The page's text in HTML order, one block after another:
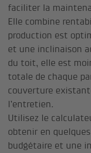
faciliter la
Elle combine
production est
et une inclinaison
du toit, elle est
totale de chaque
couverture
l’entretien.
Utilisez le
obtenir en
budgétaire et une